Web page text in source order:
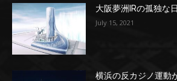
大阪夢洲IRの孤独な
July 15, 2021
横浜の反カジノ運動